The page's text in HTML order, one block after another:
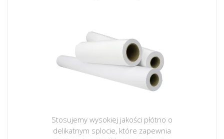
Stosujemy wysokiej jakości płótno o
delikatnym splocie, które zapewnia